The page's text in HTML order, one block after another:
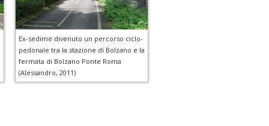
Ex-sedime divenuto un percorso ciclo-
pedonale tra la stazione di Bolzano e la
fermata di Bolzano Ponte Roma
(Alessandro, 2011)